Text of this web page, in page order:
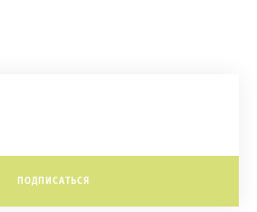
ПОДПИСАТЬСЯ